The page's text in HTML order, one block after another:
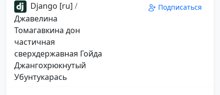
Django [ru] /
Джавелина
Томагавкина дон
частичная
сверхдержавная Гойда
Джангохрюкнутый
Убунтукарась
Подписаться